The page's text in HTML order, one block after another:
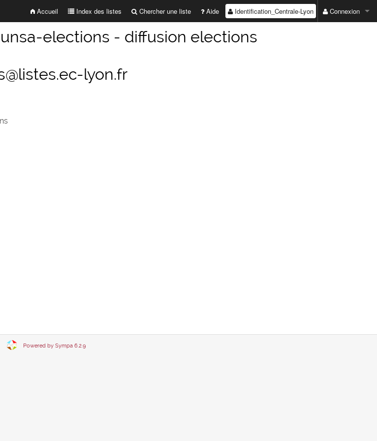
Accueil Index des listes Chercher une liste Aide Identification_Centrale-Lyon Connexion
unsa-elections - diffusion elections
lyon.fr
Powered by Sympa 6.2.9